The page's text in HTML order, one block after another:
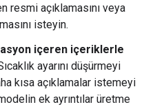
resmi açıklamasını veya
isteyin.
içeren içeriklerle
ayarını düşürmeyi
kısa açıklamalar istemeyi
ek ayrıntılar üretme